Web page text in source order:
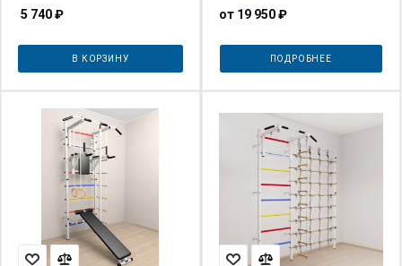
5 740₽
В КОРЗИНУ
от 19 950 ₽
ПОДРОБНЕЕ